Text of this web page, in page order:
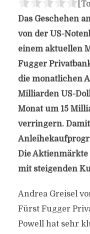
Das Geschehen
von der US-
einem aktuellen
Fugger
die monatlichen
Milliarden US-
Monat um 15
verringern.
Die
mit steigenden
Andrea Greisel
Fürst Fugger
Powell hat sehr